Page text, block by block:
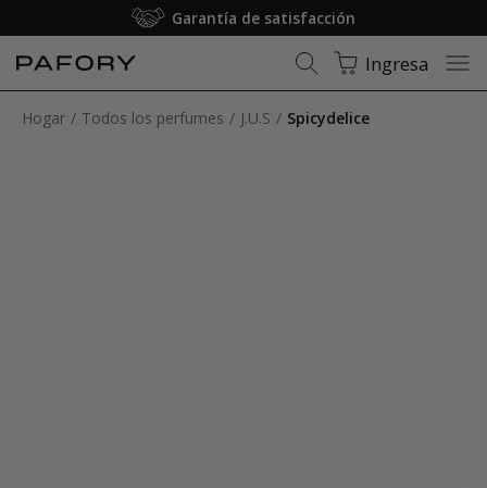
Garantía de satisfacción
Ingresa
Hogar Todos los perfumes J.U.S Spicydelice